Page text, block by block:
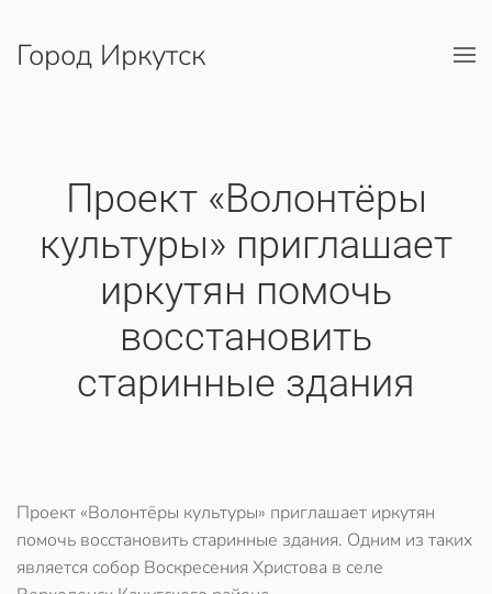
Перейти к содержимому
Город Иркутск
​Проект «Волонтёры
культуры» приглашает
иркутян помочь
восстановить
старинные здания
Проект «Волонтёры культуры» приглашает иркутян
помочь восстановить старинные здания. Одним из таких
является собор Воскресения Христова в селе